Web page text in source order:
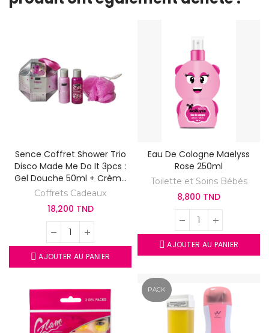
Sence Coffret Shower Trio
Disco Made Me Do It 3pcs :
Gel Douche 50ml + Crème
De Douche 50ml + Eponge
Corporelle
Coffrets Cadeaux
18,200 TND
AJOUTER AU PANIER
Eau De Cologne Maelyss
Rose 250ml
Toilette et Soins Bébés
8,800 TND
AJOUTER AU PANIER
PACK